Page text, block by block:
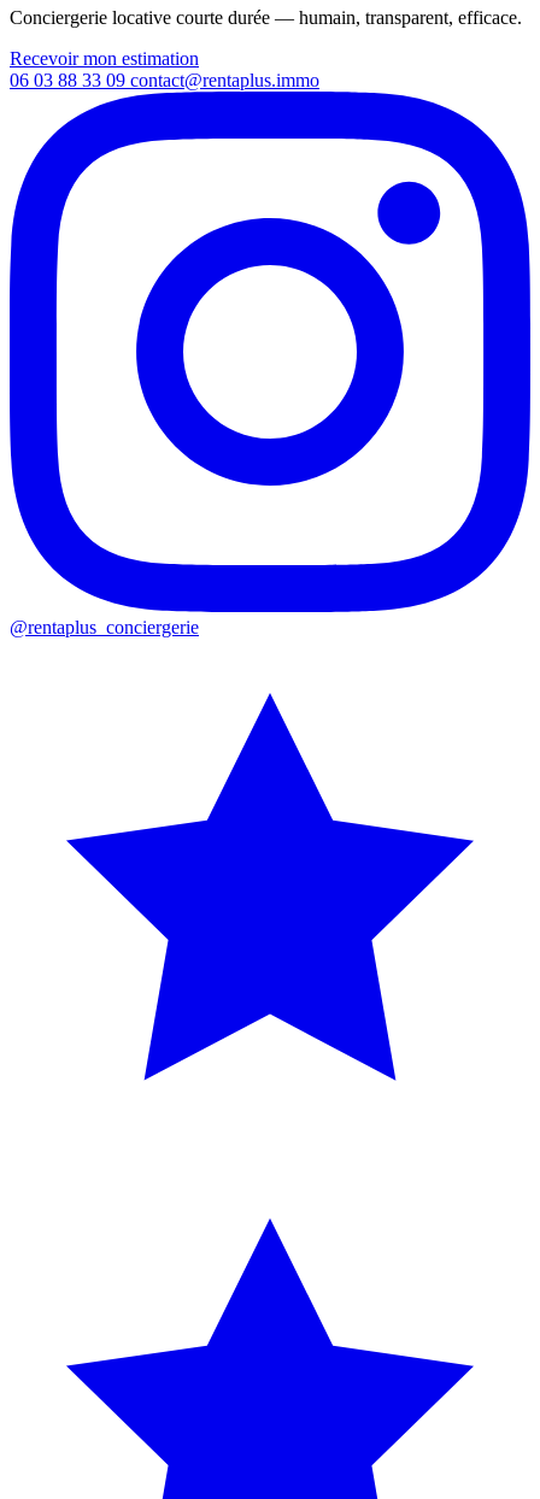
Conciergerie locative courte durée — humain, transparent, efficace.
Recevoir mon estimation
06 03 88 33 09 contact@rentaplus.immo
@rentaplus_conciergerie